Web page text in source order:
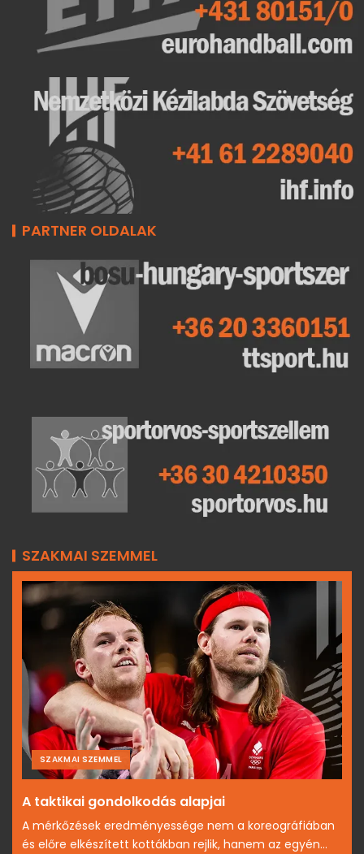
PARTNER OLDALAK
SZAKMAI SZEMMEL
SZAKMAI SZEMMEL
A taktikai gondolkodás alapjai
A mérkőzések eredményessége nem a koreográfiában
és előre elkészített kottákban rejlik, hanem az egyén...